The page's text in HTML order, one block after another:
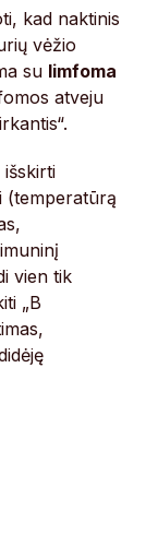
kad naktinis
vėžio
su limfoma
atveju
išskirti
(temperatūrą
vien tik
„B